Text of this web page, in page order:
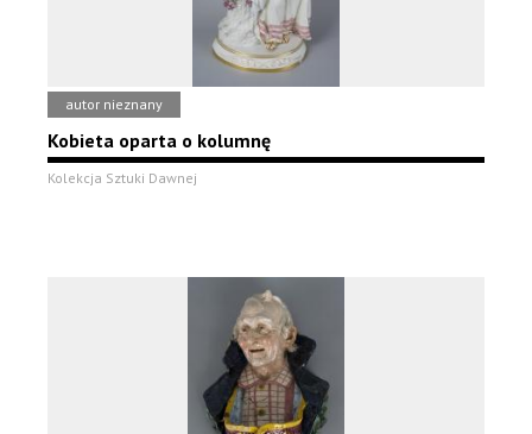
autor nieznany
Kobieta oparta o kolumnę
Kolekcja Sztuki Dawnej